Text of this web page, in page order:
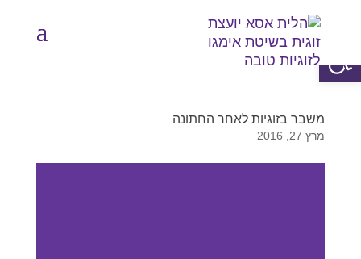
משבר בזוגיות לאחר החתונה
מרץ 27, 2016
פתח סרגל נגישות